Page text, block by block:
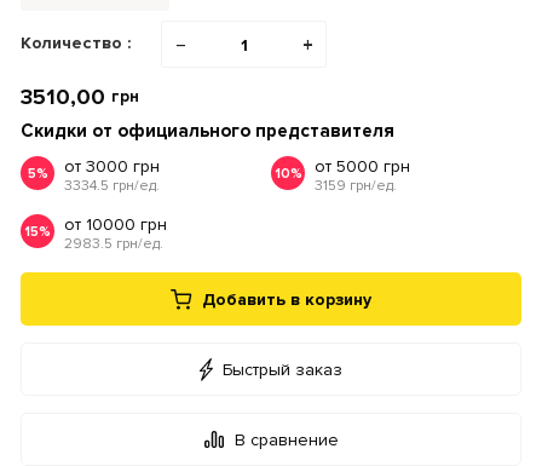
Количество : − +
3510,00 грн
Скидки от официального представителя
5% от 3000 грн
3334.5 грн/ед.
10% от 5000 грн
3159 грн/ед.
15% от 10000 грн
2983.5 грн/ед.
Добавить в корзину
Быстрый заказ
В сравнение